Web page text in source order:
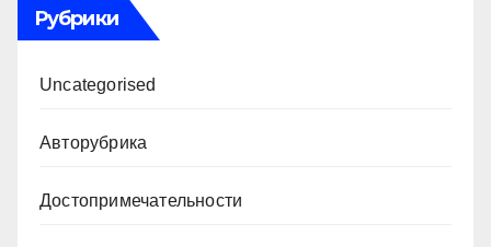
Рубрики
Uncategorised
Авторубрика
Достопримечательности